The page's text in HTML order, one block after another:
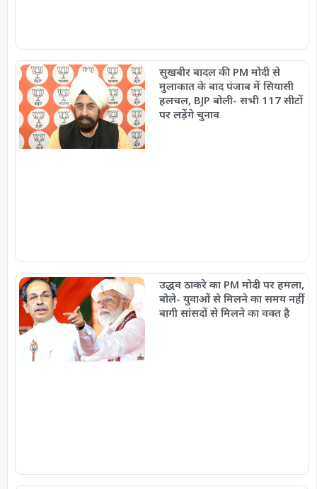
सुखबीर बादल की PM मोदी से
मुलाकात के बाद पंजाब में सियासी
हलचल, BJP बोली- सभी 117 सीटों
पर लड़ेंगे चुनाव
उद्धव ठाकरे का PM मोदी पर हमला,
बोले- युवाओं से मिलने का समय नहीं,
बागी सांसदों से मिलने का वक्त है